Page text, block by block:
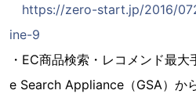
https://zero-start.jp/2016/
ine-9
・EC商品検索・レコメンド最
e Search Appliance（GSA）か